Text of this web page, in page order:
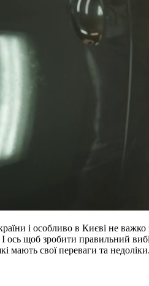
і особливо в Києві не
ось щоб зробити правильний
мають свої переваги та недоліки.